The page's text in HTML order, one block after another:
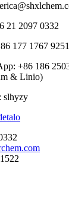
21 2097 0332
177 1767 9251
+86 186
& Linio)
slhyzy